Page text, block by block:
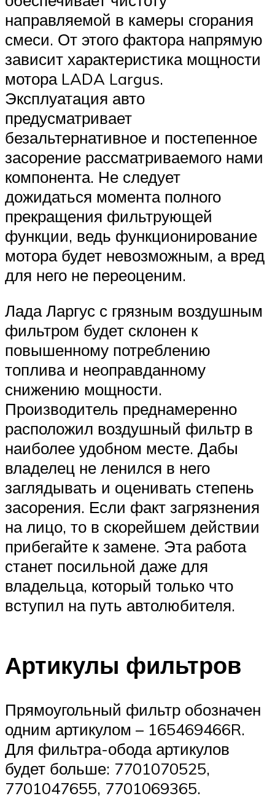
направляемой в камеры сгорания
смеси. От этого фактора напрямую
зависит характеристика мощности
мотора LADA Largus.
Эксплуатация авто
предусматривает
безальтернативное и постепенное
засорение рассматриваемого нами
компонента. Не следует
дожидаться момента полного
прекращения фильтрующей
функции, ведь функционирование
мотора будет невозможным, а вред
для него не переоценим.
Лада Ларгус с грязным воздушным
фильтром будет склонен к
повышенному потреблению
топлива и неоправданному
снижению мощности.
Производитель преднамеренно
расположил воздушный фильтр в
наиболее удобном месте. Дабы
владелец не ленился в него
заглядывать и оценивать степень
засорения. Если факт загрязнения
на лицо, то в скорейшем действии
прибегайте к замене. Эта работа
станет посильной даже для
владельца, который только что
вступил на путь автолюбителя.
Артикулы фильтров
Прямоугольный фильтр обозначен
одним артикулом – 165469466R.
Для фильтра-обода артикулов
будет больше: 7701070525,
7701047655, 7701069365.